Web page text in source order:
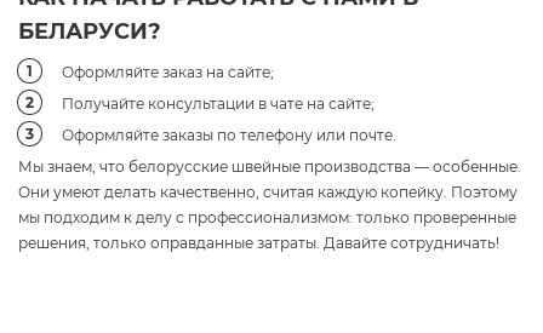
БЕЛАРУСИ?
Оформляйте заказ на сайте;
Получайте консультации в чате на сайте;
Оформляйте заказы по телефону или почте.
Мы знаем, что белорусские швейные производства — особенные.
Они умеют делать качественно, считая каждую копейку. Поэтому
мы подходим к делу с профессионализмом: только проверенные
решения, только оправданные затраты. Давайте сотрудничать!